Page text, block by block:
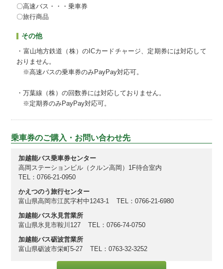
〇高速バス・・・乗車券
〇旅行商品
その他
・富山地方鉄道（株）のICカードチャージ、定期券には対応して
おりません。
※高速バスの乗車券のみPayPay対応可。
・万葉線（株）の回数券には対応しておりません。
※定期券のみPayPay対応可。
乗車券のご購入・お問い合わせ先
加越能バス乗車券センター
高岡ステーションビル（クルン高岡）1F待合室内
TEL：0766-21-0950
かえつのう旅行センター
富山県高岡市江尻字村中1243-1
TEL：0766-21-6980
加越能バス氷見営業所
富山県氷見市鞍川127
TEL：0766-74-0750
加越能バス砺波営業所
富山県砺波市栄町5-27
TEL：0763-32-3252